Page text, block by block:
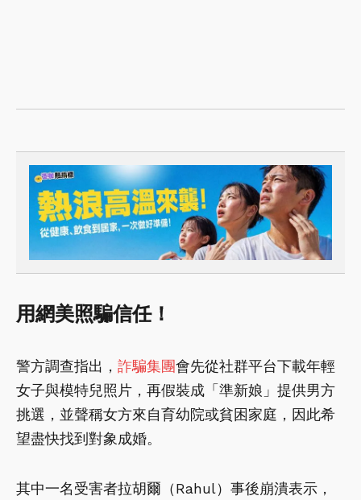
用網美照騙信任！
警方調查指出， 詐騙集團會先從社群平台下載年輕
女子與模特兒照片，再假裝成「準新娘」提供男方
挑選，並聲稱女方來自育幼院或貧困家庭，因此希
望盡快找到對象成婚。
其中一名受害者拉胡爾（Rahul）事後崩潰表示，